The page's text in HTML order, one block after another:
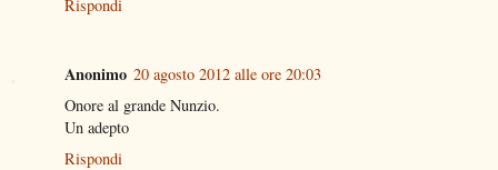
Rispondi
Anonimo 20 agosto 2012 alle ore 20:03
Onore al grande Nunzio.
Un adepto
Rispondi